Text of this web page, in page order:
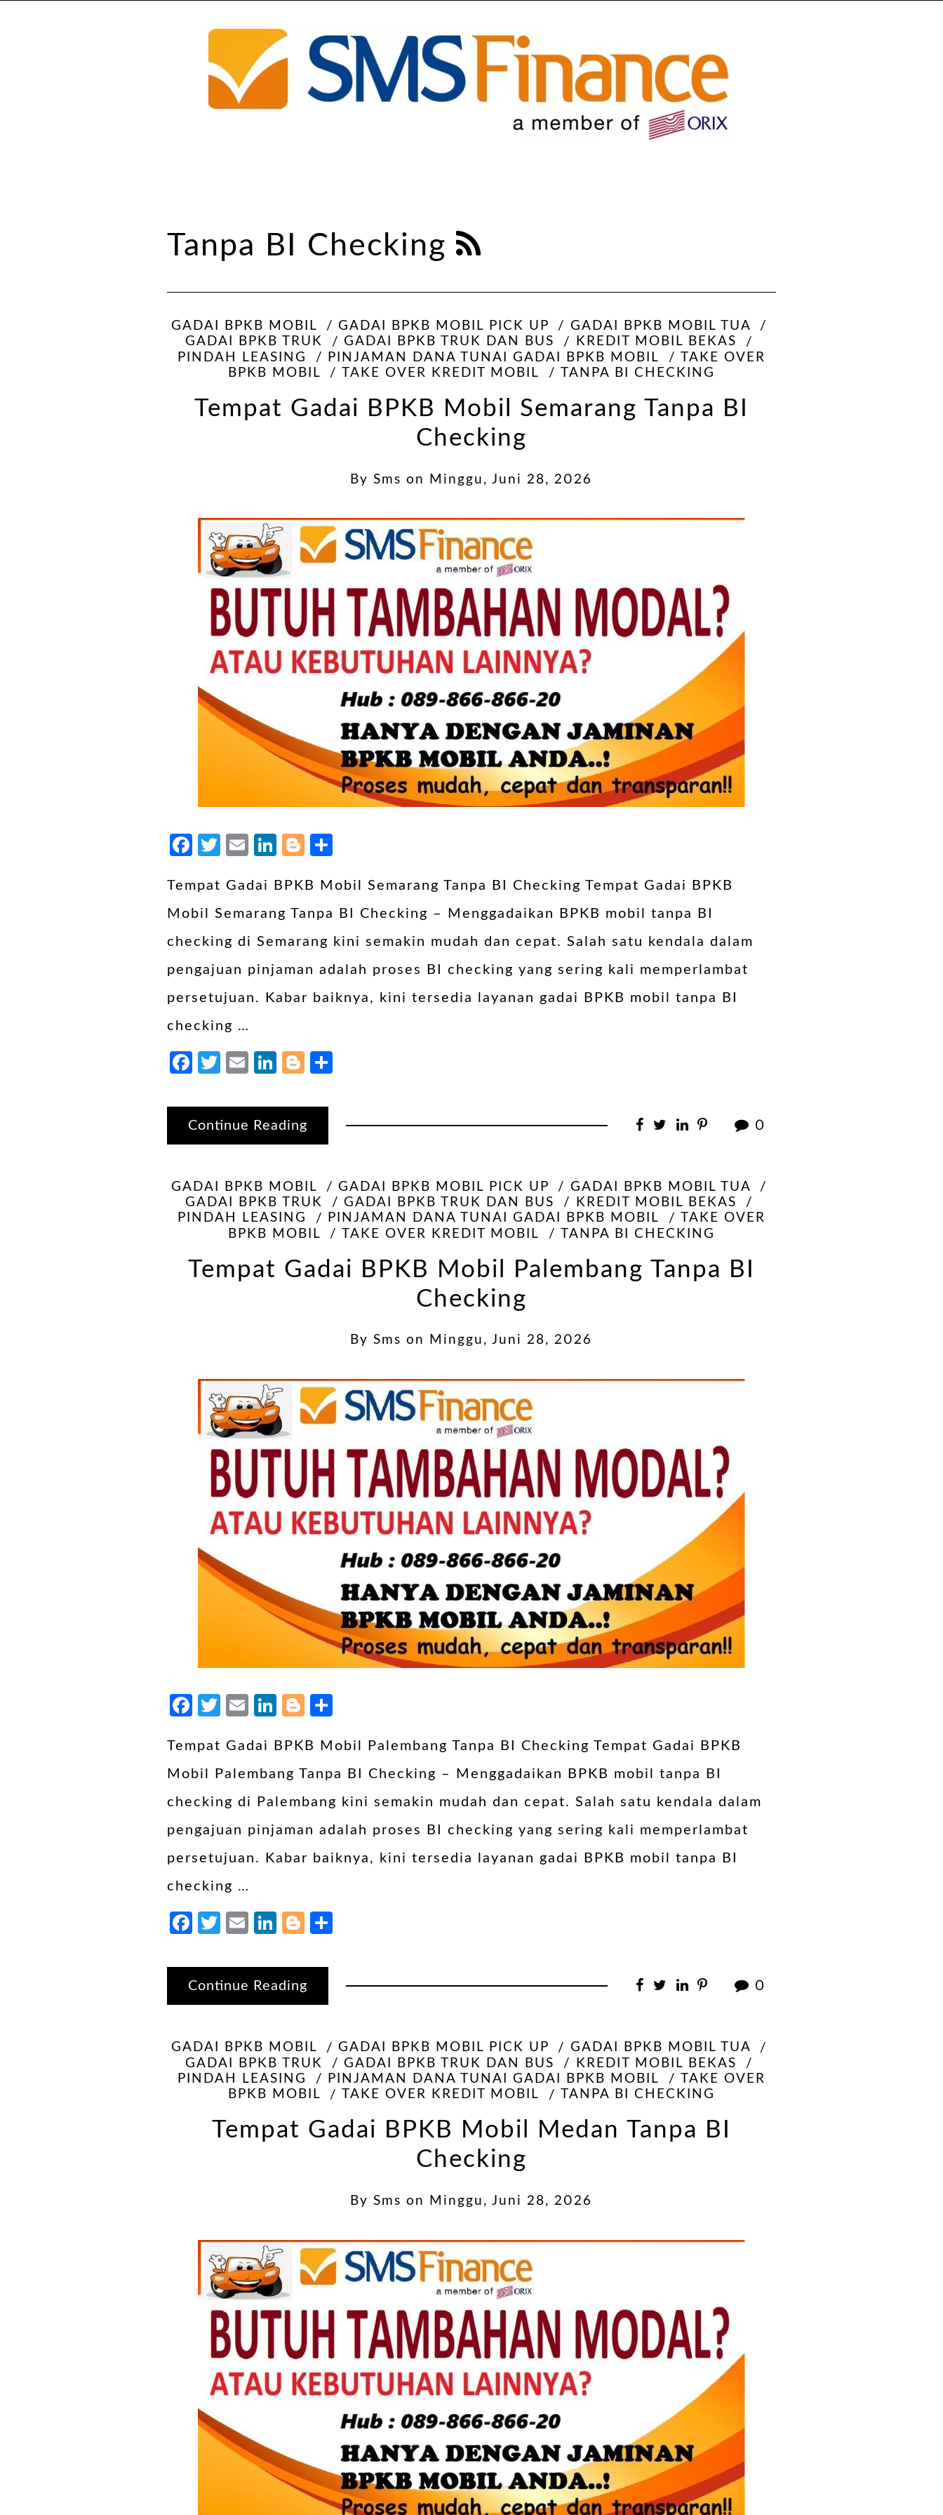
Tanpa BI Checking
GADAI BPKB MOBIL GADAI BPKB MOBIL PICK UP
GADAI BPKB MOBIL TUA
GADAI BPKB TRUK
GADAI BPKB TRUK DAN BUS
KREDIT MOBIL BEKAS
PINDAH LEASING
PINJAMAN DANA TUNAI GADAI BPKB MOBIL
TAKE OVER
BPKB MOBIL
TAKE OVER KREDIT MOBIL TANPA BI CHECKING
Tempat Gadai BPKB Mobil Semarang Tanpa BI
Checking
BySms on Minggu, Juni 28, 2026
Facebook
Twitter
EmailLinkedIn
Blogger
Tempat Gadai BPKB Mobil Semarang Tanpa BI Checking Tempat Gadai BPKB
Mobil Semarang Tanpa BI Checking – Menggadaikan BPKB mobil tanpa BI
checking di Semarang kini semakin mudah dan cepat. Salah satu kendala dalam
pengajuan pinjaman adalah proses BI checking yang sering kali memperlambat
persetujuan. Kabar baiknya, kini tersedia layanan gadai BPKB mobil tanpa BI
checking …
Facebook
Twitter
EmailLinkedIn
Blogger
Continue Reading 0
GADAI BPKB MOBIL GADAI BPKB MOBIL PICK UP
GADAI BPKB MOBIL TUA
GADAI BPKB TRUK
GADAI BPKB TRUK DAN BUS
KREDIT MOBIL BEKAS
PINDAH LEASING
PINJAMAN DANA TUNAI GADAI BPKB MOBIL
TAKE OVER
BPKB MOBIL
TAKE OVER KREDIT MOBIL TANPA BI CHECKING
Tempat Gadai BPKB Mobil Palembang Tanpa BI
Checking
BySms on Minggu, Juni 28, 2026
Facebook
Twitter
EmailLinkedIn
Blogger
Tempat Gadai BPKB Mobil Palembang Tanpa BI Checking Tempat Gadai BPKB
Mobil Palembang Tanpa BI Checking – Menggadaikan BPKB mobil tanpa BI
checking di Palembang kini semakin mudah dan cepat. Salah satu kendala dalam
pengajuan pinjaman adalah proses BI checking yang sering kali memperlambat
persetujuan. Kabar baiknya, kini tersedia layanan gadai BPKB mobil tanpa BI
checking …
Facebook
Twitter
EmailLinkedIn
Blogger
Continue Reading 0
GADAI BPKB MOBIL GADAI BPKB MOBIL PICK UP
GADAI BPKB MOBIL TUA
GADAI BPKB TRUK
GADAI BPKB TRUK DAN BUS
KREDIT MOBIL BEKAS
PINDAH LEASING
PINJAMAN DANA TUNAI GADAI BPKB MOBIL
TAKE OVER
BPKB MOBIL
TAKE OVER KREDIT MOBIL TANPA BI CHECKING
Tempat Gadai BPKB Mobil Medan Tanpa BI
Checking
BySms on Minggu, Juni 28, 2026